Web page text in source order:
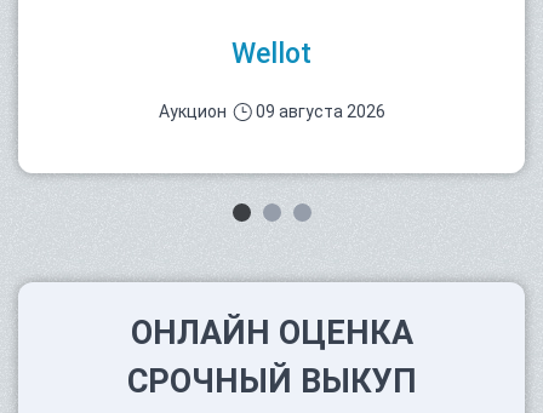
Wellot
Аукцион 09 августа 2026
ОНЛАЙН ОЦЕНКА
СРОЧНЫЙ ВЫКУП